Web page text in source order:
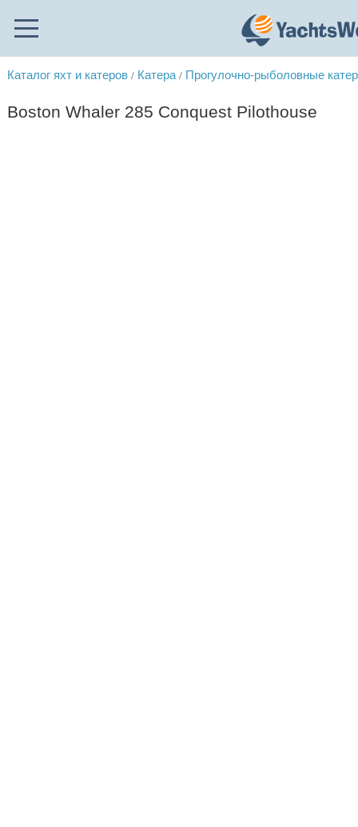
Каталог яхт и катеров / Катера / Прогулочно-рыболовные
Boston Whaler 285 Conquest Pilothouse